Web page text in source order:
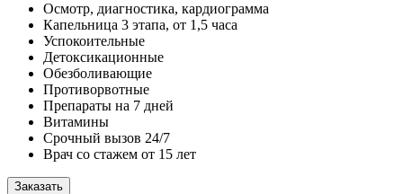
Осмотр, диагностика, кардиограмма
Капельница 3 этапа, от 1,5 часа
Успокоительные
Детоксикационные
Обезболивающие
Противорвотные
Препараты на 7 дней
Витамины
Срочный вызов 24/7
Врач со стажем от 15 лет
Заказать